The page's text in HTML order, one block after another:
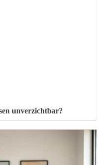
unverzichtbar?